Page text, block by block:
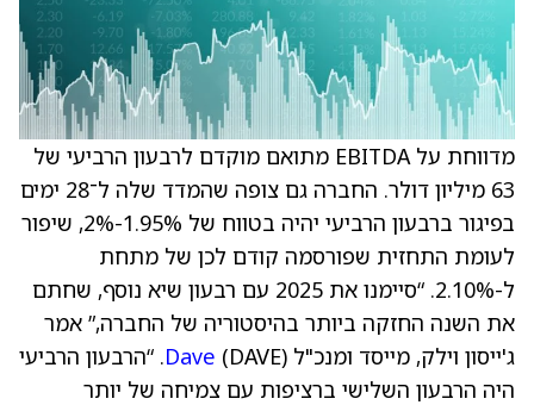
מדווחת על EBITDA מתואם מוקדם לרבעון הרביעי של
63 מיליון דולר. החברה גם צופה שהמדד שלה ל־28 ימים
בפיגור ברבעון הרביעי יהיה בטווח של 1.95%-2%, שיפור
לעומת התחזית שפורסמה קודם לכן של מתחת
ל-2.10%. “סיימנו את 2025 עם רבעון שיא נוסף, שחתם
את השנה החזקה ביותר בהיסטוריה של החברה,” אמר
ג'ייסון וילק, מייסד ומנכ"ל
Dave(DAVE). “הרבעון הרביעי
היה הרבעון השלישי ברציפות עם צמיחה של יותר